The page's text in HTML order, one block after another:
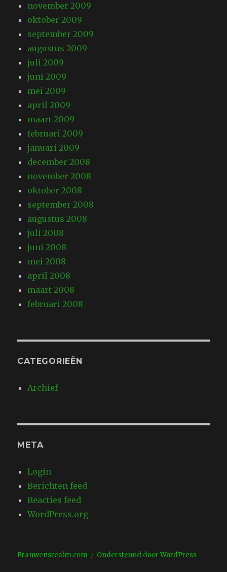
november 2009
oktober 2009
september 2009
augustus 2009
juli 2009
juni 2009
mei 2009
april 2009
maart 2009
februari 2009
januari 2009
december 2008
november 2008
oktober 2008
september 2008
augustus 2008
juli 2008
juni 2008
mei 2008
april 2008
maart 2008
februari 2008
CATEGORIEËN
Archief
META
Login
Berichten feed
Reacties feed
WordPress.org
Branwensrealm.com Ondersteund door WordPress